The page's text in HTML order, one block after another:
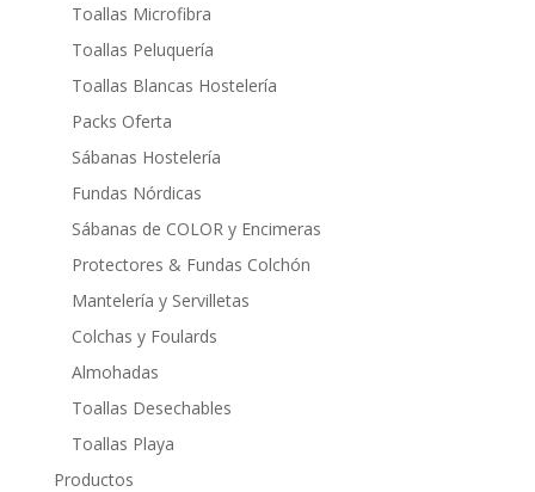
Toallas Microfibra
Toallas Peluquería
Toallas Blancas Hostelería
Packs Oferta
Sábanas Hostelería
Fundas Nórdicas
Sábanas de COLOR y Encimeras
Protectores & Fundas Colchón
Mantelería y Servilletas
Colchas y Foulards
Almohadas
Toallas Desechables
Toallas Playa
Productos